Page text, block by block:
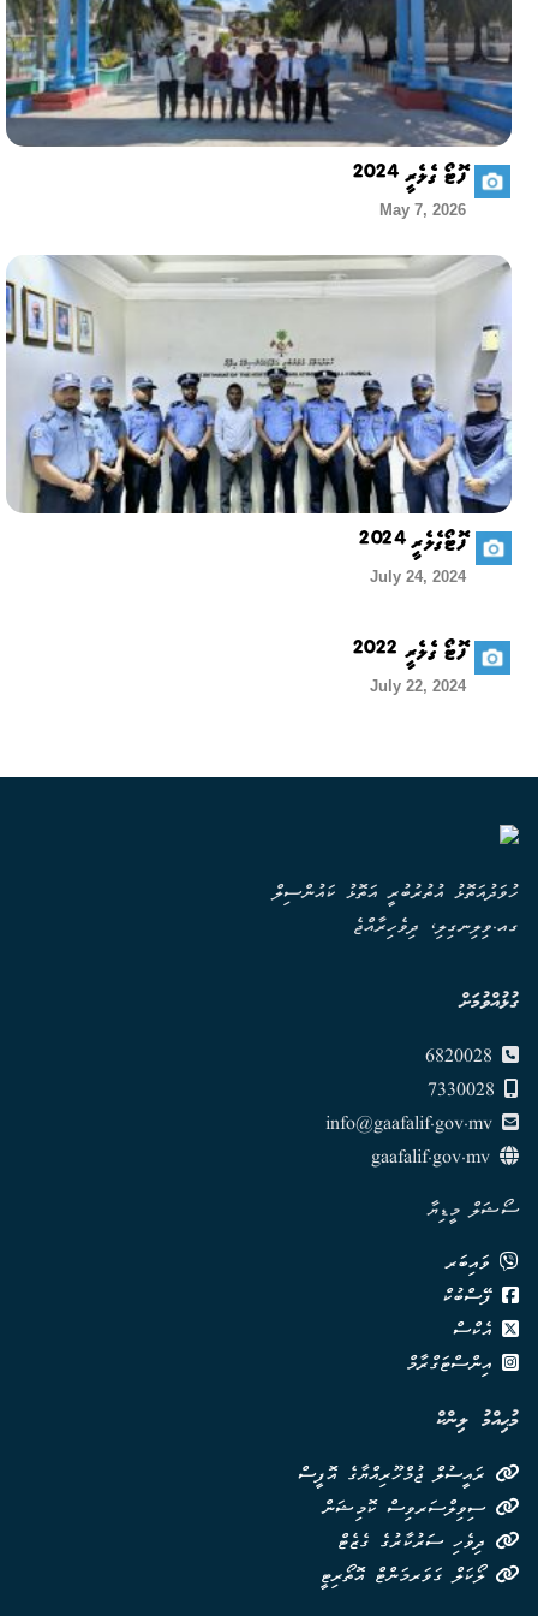
ފޮޓޯ ގެލެރީ 2024
May 7, 2026
ފޮޓޯގެލެރީ 2024
July 24, 2024
ފޮޓޯ ގެލެރީ 2022
July 22, 2024
ހުވަދުއަތޮޅު އުތުރުބުރީ އަތޮޅު ކައުންސިލް
ގއ.ވިލިނގިލި، ދިވެހިރާއްޖެ
ގުޅުއްވުމަށް
info@gaafalif.gov.mv
ސޯޝަލް މީޑިޔާ
ވައިބަރ
ފޭސްބުކް
އެކްސް
އިންސްޓަގްރާމް
މުޙިއްމު ލިންކް
ރައީސުލް ޖުމްހޫރިއްޔާގެ އޮފީސް
ސިވިލްސަރވިސް ކޮމިޝަން
ދިވެހި ސަރުކާރުގެ ގެޒެޓް
ލޯކަލް ގަވަރމަންޓް އޮތޯރިޓީ